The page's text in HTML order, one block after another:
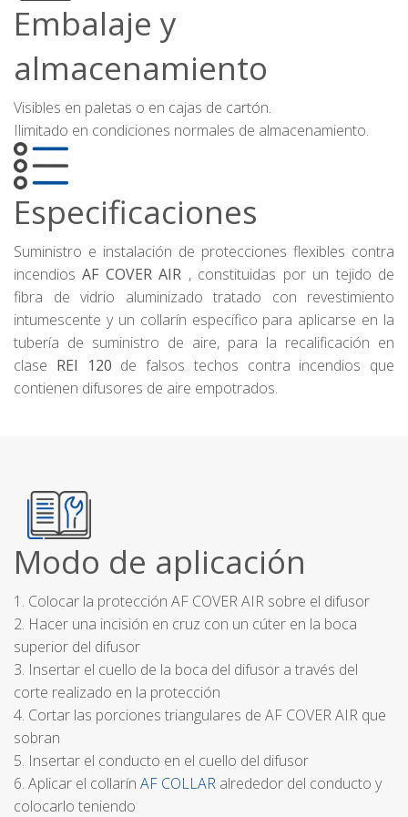
Embalaje y
almacenamiento
Visibles en paletas o en cajas de cartón.
Ilimitado en condiciones normales de almacenamiento.
Especificaciones
Suministro e instalación de protecciones flexibles contra
incendiosAF COVER AIR , constituidas por un tejido de
fibra de vidrio aluminizado tratado con revestimiento
intumescente y un collarín específico para aplicarse en la
tubería de suministro de aire, para la recalificación en
clase REI 120 de falsos techos contra incendios que
contienen difusores de aire empotrados.
Modo de aplicación
1. Colocar la protección AF COVER AIR sobre el difusor
2. Hacer una incisión en cruz con un cúter en la boca
superior del difusor
3. Insertar el cuello de la boca del difusor a través del
corte realizado en la protección
4. Cortar las porciones triangulares de AF COVER AIR que
sobran
5. Insertar el conducto en el cuello del difusor
6. Aplicar el collarín AF COLLAR alrededor del conducto y
colocarlo teniendo